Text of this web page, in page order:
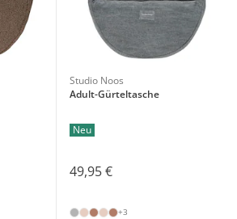
Studio Noos
Adult-Gürteltasche
Neu
49,95 €
+3